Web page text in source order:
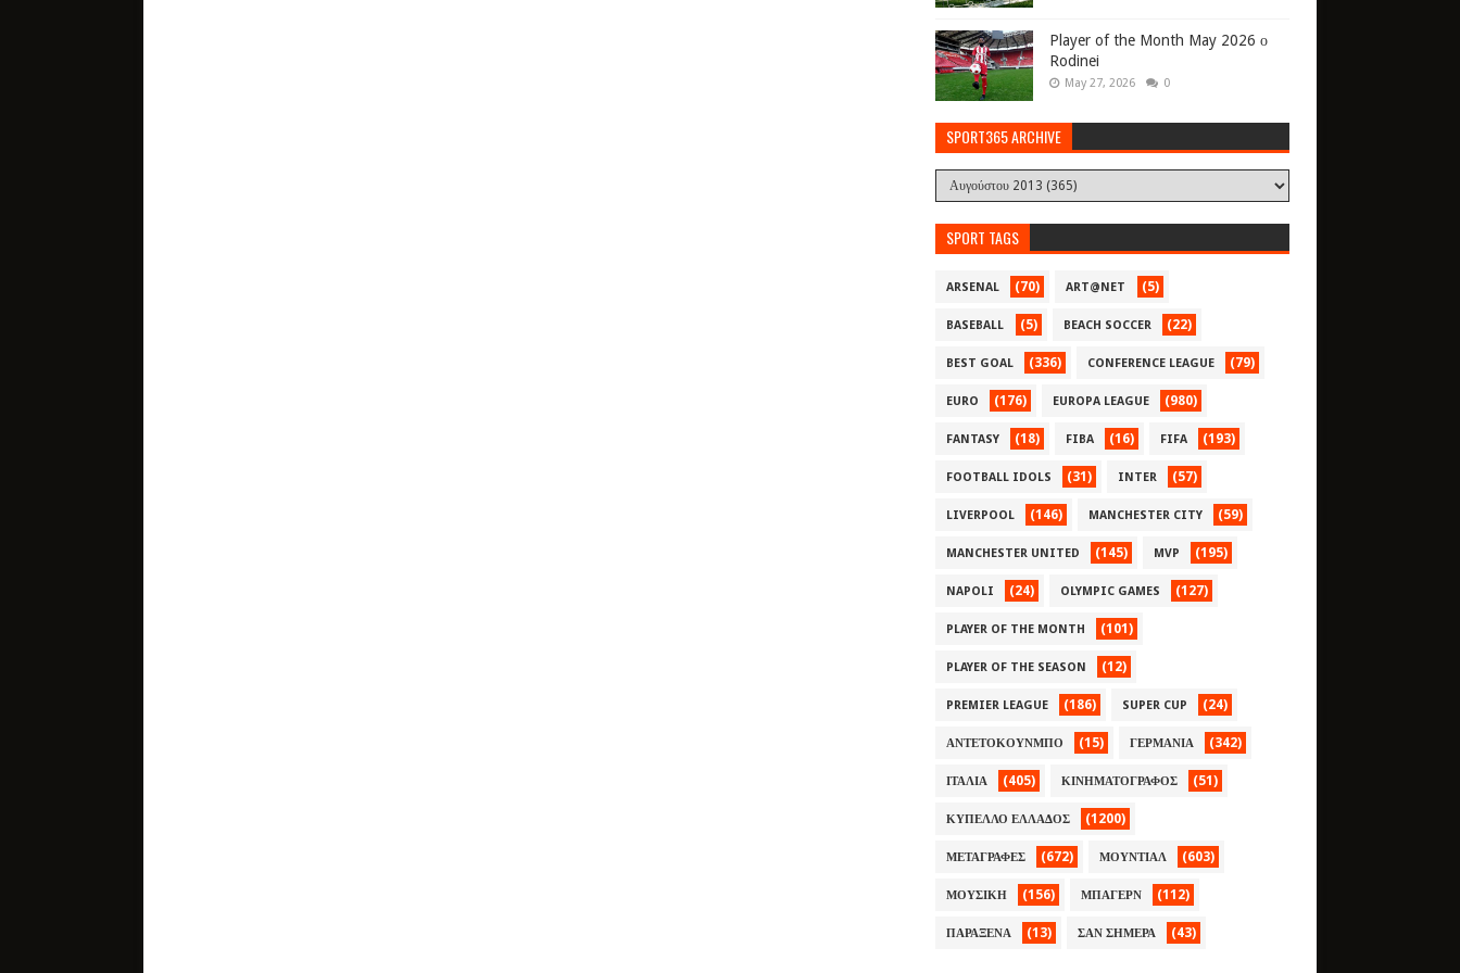
Player of the Month May 2026 ο
Rodinei
May 27, 2026 0
SPORT365 ARCHIVE
SPORT TAGS
ARSENAL (70) ART@NET (5)
BASEBALL (5) BEACH SOCCER (22)
BEST GOAL (336) CONFERENCE LEAGUE (79)
EURO (176) EUROPA LEAGUE (980)
FANTASY (18) FIBA (16) FIFA (193)
FOOTBALL IDOLS (31) INTER (57)
LIVERPOOL (146) MANCHESTER CITY (59)
MANCHESTER UNITED (145) MVP (195)
NAPOLI (24) OLYMPIC GAMES (127)
PLAYER OF THE MONTH (101)
PLAYER OF THE SEASON (12)
PREMIER LEAGUE (186) SUPER CUP (24)
ΑΝΤΕΤΟΚΟΥΝΜΠΟ (15) ΓΕΡΜΑΝΙΑ (342)
ΙΤΑΛΙΑ (405) ΚΙΝΗΜΑΤΟΓΡΑΦΟΣ (51)
ΚΥΠΕΛΛΟ ΕΛΛΑΔΟΣ (1200)
ΜΕΤΑΓΡΑΦΕΣ (672) ΜΟΥΝΤΙΑΛ (603)
ΜΟΥΣΙΚΗ (156) ΜΠΑΓΕΡΝ (112)
ΠΑΡΑΞΕΝΑ (13) ΣΑΝ ΣΗΜΕΡΑ (43)